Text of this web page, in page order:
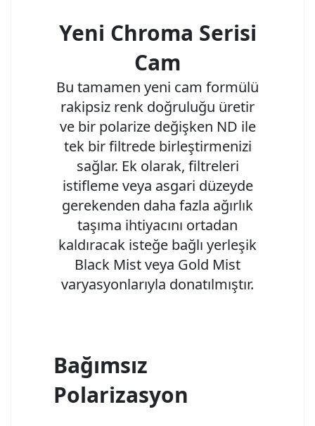
Yeni Chroma Serisi
Cam
Bu tamamen yeni cam formülü
rakipsiz renk doğruluğu üretir
ve bir polarize değişken ND ile
tek bir filtrede birleştirmenizi
sağlar. Ek olarak, filtreleri
istifleme veya asgari düzeyde
gerekenden daha fazla ağırlık
taşıma ihtiyacını ortadan
kaldıracak isteğe bağlı yerleşik
Black Mist veya Gold Mist
varyasyonlarıyla donatılmıştır.
Bağımsız
Polarizasyon